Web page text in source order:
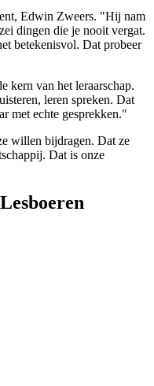
Edwin Zweers. "Hij nam
dingen die je nooit vergat.
betekenisvol. Dat probeer
kern van het leraarschap.
leren spreken. Dat
met echte gesprekken."
willen bijdragen. Dat ze
Dat is onze